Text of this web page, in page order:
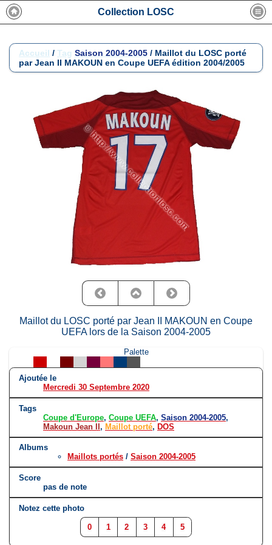
Collection LOSC
Accueil / Tag Saison 2004-2005 / Maillot du LOSC porté
par Jean II MAKOUN en Coupe UEFA édition 2004/2005
Maillot du LOSC porté par Jean II MAKOUN en Coupe
UEFA lors de la Saison 2004-2005
Palette
Ajoutée le
Mercredi 30 Septembre 2020
Tags
Coupe d'Europe, Coupe UEFA, Saison 2004-2005,
Makoun Jean II, Maillot porté, DOS
Albums
Maillots portés / Saison 2004-2005
Score
pas de note
Notez cette photo
0 1 2 3 4 5